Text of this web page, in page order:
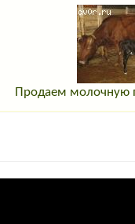
Продаем молочную